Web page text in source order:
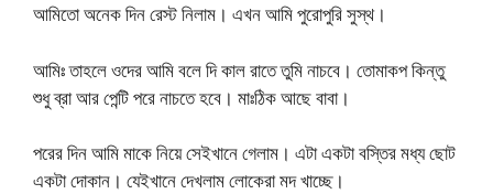
আমিতো অনেক দিন রেস্ট নিলাম। এখন আমি পুরোপুরি সুস্থ।
আমিঃ তাহলে ওদের আমি বলে দি কাল রাতে তুমি নাচবে। তোমাকপ কিন্তু
শুধু ব্রা আর পেন্টি পরে নাচতে হবে। মাঃঠিক আছে বাবা।
পরের দিন আমি মাকে নিয়ে সেইখানে গেলাম। এটা একটা বস্তির মধ্য ছোট
একটা দোকান। যেইখানে দেখলাম লোকেরা মদ খাচ্ছে।